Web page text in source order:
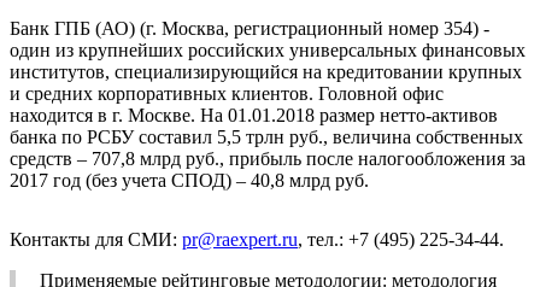
Банк ГПБ (АО) (г. Москва, регистрационный номер 354) -
один из крупнейших российских универсальных финансовых
институтов, специализирующийся на кредитовании крупных
и средних корпоративных клиентов. Головной офис
находится в г. Москве. На 01.01.2018 размер нетто-активов
банка по РСБУ составил 5,5 трлн руб., величина собственных
средств – 707,8 млрд руб., прибыль после налогообложения за
2017 год (без учета СПОД) – 40,8 млрд руб.
Контакты для СМИ: pr@raexpert.ru, тел.: +7 (495) 225-34-44.
Применяемые рейтинговые методологии: методология